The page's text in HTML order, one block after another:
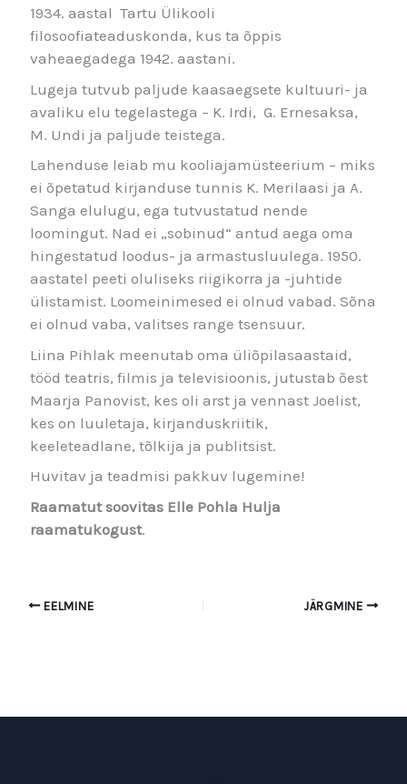
1934. aastal Tartu Ülikooli
filosoofiateaduskonda, kus ta õppis
vaheaegadega 1942. aastani.
Lugeja tutvub paljude kaasaegsete kultuuri- ja
avaliku elu tegelastega – K. Irdi, G. Ernesaksa,
M. Undi ja paljude teistega.
Lahenduse leiab mu kooliajamüsteerium – miks
ei õpetatud kirjanduse tunnis K. Merilaasi ja A.
Sanga elulugu, ega tutvustatud nende
loomingut. Nad ei „sobinud“ antud aega oma
hingestatud loodus- ja armastusluulega. 1950.
aastatel peeti oluliseks riigikorra ja -juhtide
ülistamist. Loomeinimesed ei olnud vabad. Sõna
ei olnud vaba, valitses range tsensuur.
Liina Pihlak meenutab oma üliõpilasaastaid,
tööd teatris, filmis ja televisioonis, jutustab õest
Maarja Panovist, kes oli arst ja vennast Joelist,
kes on luuletaja, kirjanduskriitik,
keeleteadlane, tõlkija ja publitsist.
Huvitav ja teadmisi pakkuv lugemine!
Raamatut soovitas Elle Pohla Hulja
raamatukogust.
EELMINE JÄRGMINE